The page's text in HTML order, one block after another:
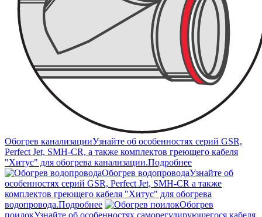
Обогрев канализацииУзнайте об особенностях серий GSR,
Perfect Jet, SMH-CR, а также комплектов греющего кабеля
"Хитус" для обогрева канализации.Подробнее
Обогрев водопроводаУзнайте об
особенностях серий GSR, Perfect Jet, SMH-CR а также
комплектов греющего кабеля "Хитус" для обогрева
водопровода.Подробнее
Обогрев
поилокУзнайте об особенностях саморегулирующегося кабеля